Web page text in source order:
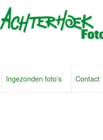
Ingezonden foto's Contact